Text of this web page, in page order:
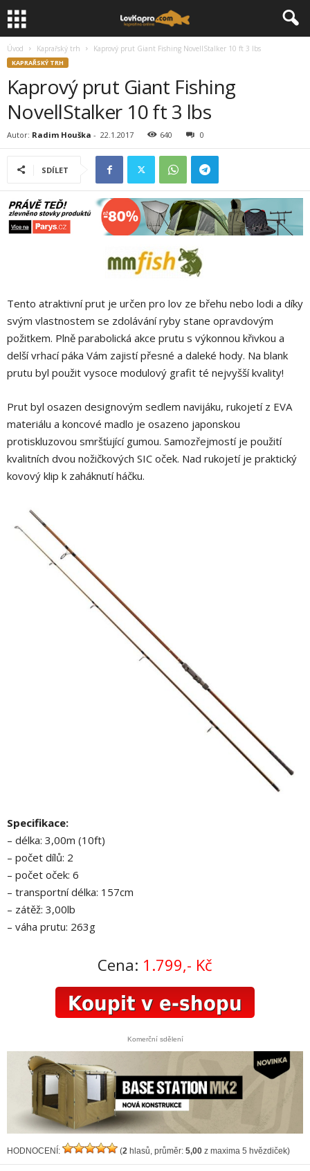
Úvod Kaprařský trh Kaprový prut Giant Fishing NovellStalker 10 ft 3 lbs
KAPRAŘSKÝ TRH
Kaprový prut Giant Fishing
NovellStalker 10 ft 3 lbs
Autor: Radim Houška - 22.1.2017 640 0
SDÍLET
Tento atraktivní prut je určen pro lov ze břehu nebo lodi a díky
svým vlastnostem se zdolávání ryby stane opravdovým
požitkem. Plně parabolická akce prutu s výkonnou křivkou a
delší vrhací páka Vám zajistí přesné a daleké hody. Na blank
prutu byl použit vysoce modulový grafit té nejvyšší kvality!
Prut byl osazen designovým sedlem navijáku, rukojetí z EVA
materiálu a koncové madlo je osazeno japonskou
protiskluzovou smršťující gumou. Samozřejmostí je použití
kvalitních dvou nožičkových SIC oček. Nad rukojetí je praktický
kovový klip k zaháknutí háčku.
Specifikace:
– délka: 3,00m (10ft)
– počet dílů: 2
– počet oček: 6
– transportní délka: 157cm
– zátěž: 3,00lb
– váha prutu: 263g
Cena: 1.799,- Kč
Komerční sdělení
HODNOCENÍ: (2 hlasů, průměr: 5,00 z maxima 5 hvězdiček)